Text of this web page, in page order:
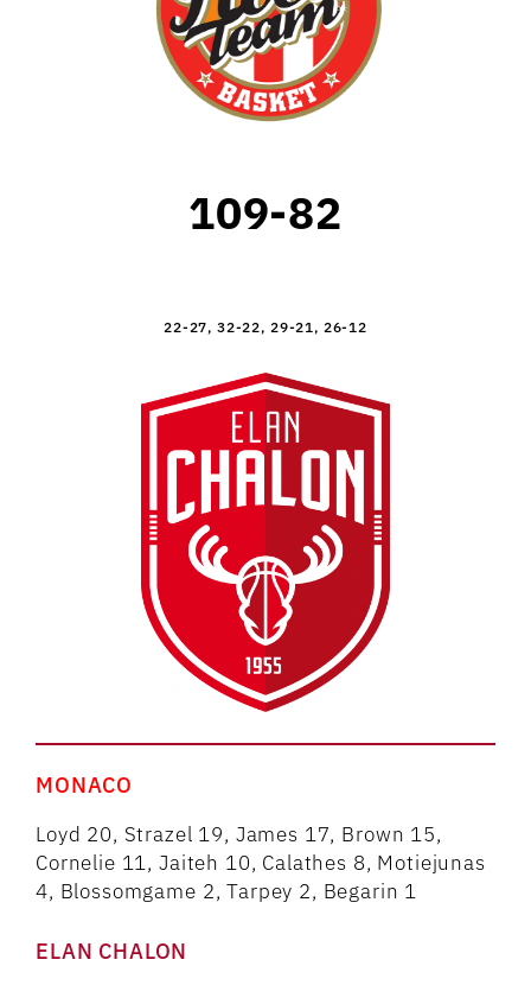
109-82
22-27, 32-22, 29-21, 26-12
MONACO
Loyd 20, Strazel 19, James 17, Brown 15,
Cornelie 11, Jaiteh 10, Calathes 8, Motiejunas
4, Blossomgame 2, Tarpey 2, Begarin 1
ELAN CHALON